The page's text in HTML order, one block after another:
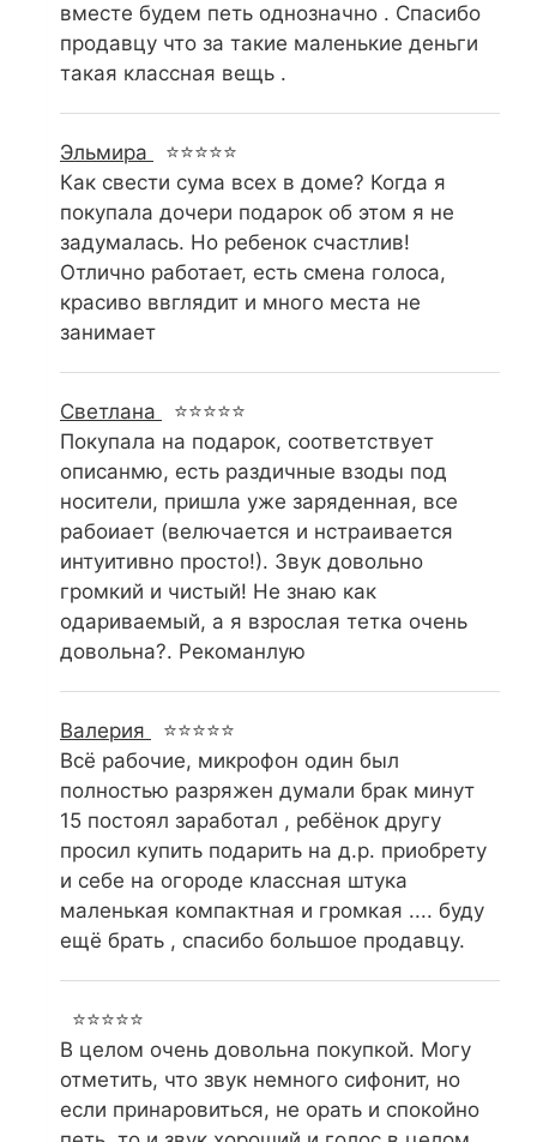
вместе будем петь однозначно . Спасибо
продавцу что за такие маленькие деньги
такая классная вещь .
Эльмира
⭐⭐⭐⭐⭐
Как свести сума всех в доме? Когда я
покупала дочери подарок об этом я не
задумалась. Но ребенок счастлив!
Отлично работает, есть смена голоса,
красиво ввглядит и много места не
занимает
Светлана
⭐⭐⭐⭐⭐
Покупала на подарок, соответствует
описанмю, есть раздичные взоды под
носители, пришла уже заряденная, все
рабоиает (велючается и нстраивается
интуитивно просто!). Звук довольно
громкий и чистый! Не знаю как
одариваемый, а я взрослая тетка очень
довольна?. Рекоманлую
Валерия
⭐⭐⭐⭐⭐
Всё рабочие, микрофон один был
полностью разряжен думали брак минут
15 постоял заработал , ребёнок другу
просил купить подарить на д.р. приобрету
и себе на огороде классная штука
маленькая компактная и громкая .... буду
ещё брать , спасибо большое продавцу.
⭐⭐⭐⭐⭐
В целом очень довольна покупкой. Могу
отметить, что звук немного сифонит, но
если принаровиться, не орать и спокойно